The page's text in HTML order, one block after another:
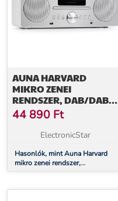
AUNA HARVARD
MIKRO ZENEI
RENDSZER, DAB/DAB+,
FM TUNER, CD-
LEJÁTSZÓ, USB TÖLTŐ,
FEHÉR
44 890 Ft
ElectronicStar
Hasonlók, mint Auna Harvard
mikro zenei rendszer,
DAB/DAB+, FM tuner, CD-